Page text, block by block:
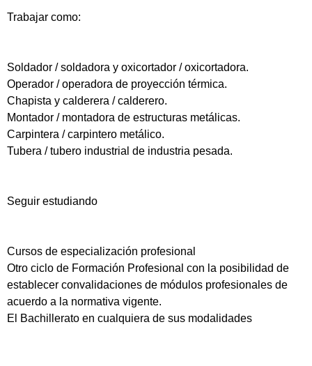
Trabajar como:
Soldador / soldadora y oxicortador / oxicortadora.
Operador / operadora de proyección térmica.
Chapista y calderera / calderero.
Montador / montadora de estructuras metálicas.
Carpintera / carpintero metálico.
Tubera / tubero industrial de industria pesada.
Seguir estudiando
Cursos de especialización profesional
Otro ciclo de Formación Profesional con la posibilidad de
establecer convalidaciones de módulos profesionales de
acuerdo a la normativa vigente.
El Bachillerato en cualquiera de sus modalidades